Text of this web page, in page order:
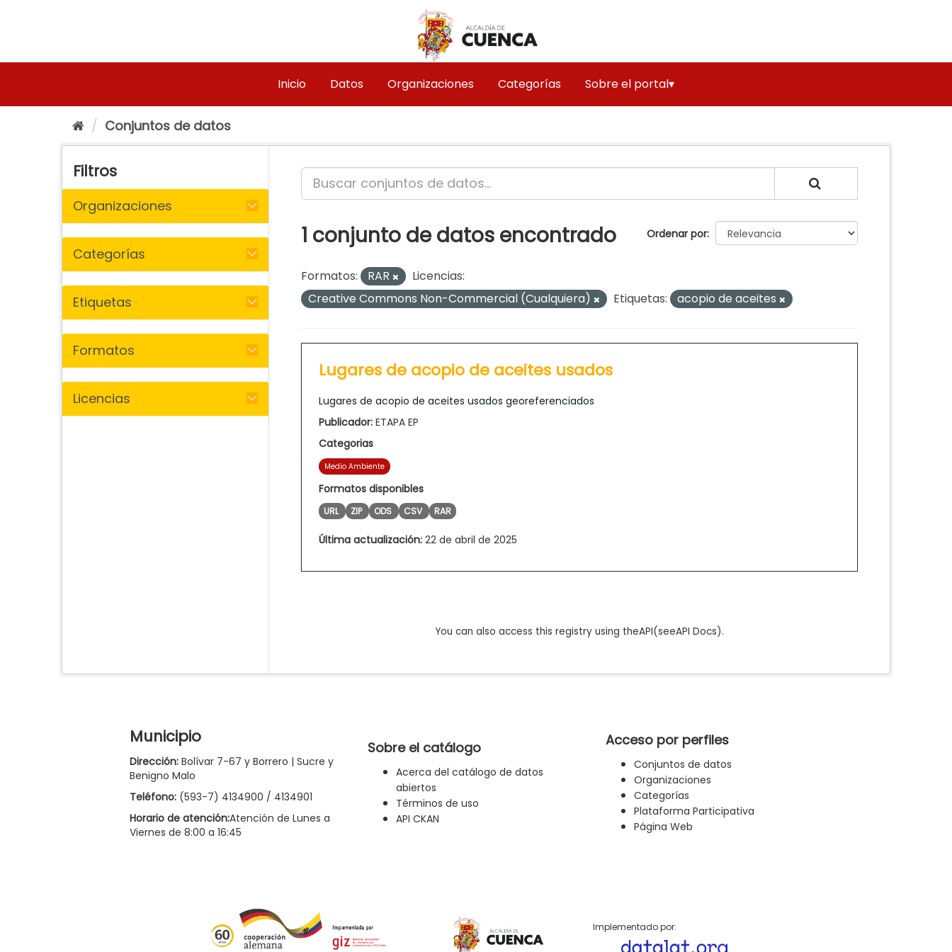
Inicio Datos Organizaciones Categorías Sobre el portal▾
Conjuntos de datos
Filtros
Organizaciones
Categorías
Etiquetas
Formatos
Licencias
Ordenar por
1 conjunto de datos encontrado
Formatos: RAR
Licencias:
Creative Commons Non-Commercial (Cualquiera)
Etiquetas: acopio de aceites
Lugares de acopio de aceites usados
Lugares de acopio de aceites usados georeferenciados
Publicador: ETAPA EP
Categorias
Medio Ambiente
Formatos disponibles
URL ZIP ODS CSV RAR
Última actualización: 22 de abril de 2025
You can also access this registry using theAPI(seeAPI Docs).
Municipio
Dirección: Bolívar 7-67 y Borrero | Sucre y
Benigno Malo
Teléfono: (593-7) 4134900 / 4134901
Horario de atención:Atención de Lunes a
Viernes de 8:00 a 16:45
Sobre el catálogo
Acerca del catálogo de datos
abiertos
Términos de uso
API CKAN
Acceso por perfiles
Conjuntos de datos
Organizaciones
Categorías
Plataforma Participativa
Página Web
Implementado por: